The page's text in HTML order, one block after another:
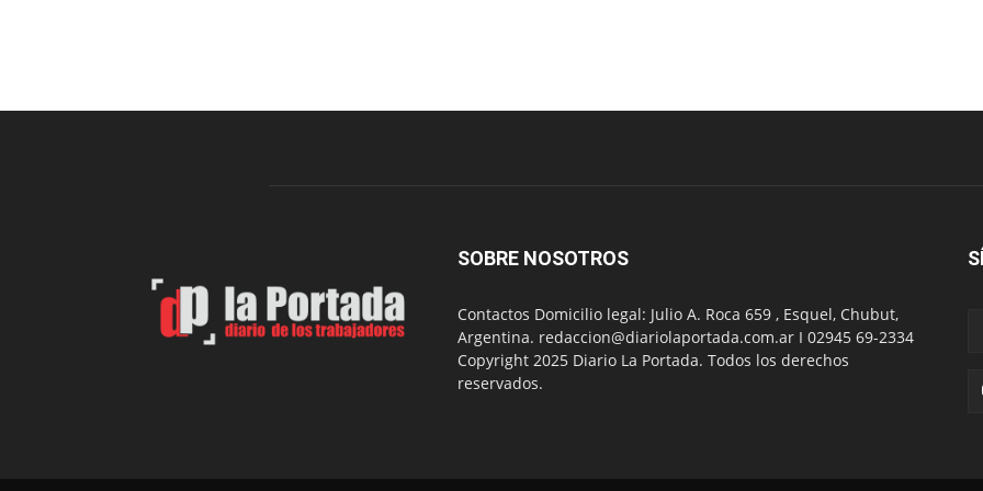
SOBRE NOSOTROS
Contactos Domicilio legal: Julio A. Roca 659 , Esquel, Chubut,
Argentina. redaccion@diariolaportada.com.ar I 02945 69-2334
Copyright 2025 Diario La Portada. Todos los derechos
reservados.